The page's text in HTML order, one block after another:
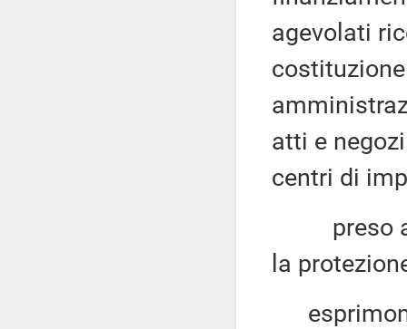
agevolati
atti e
centri di
preso
la